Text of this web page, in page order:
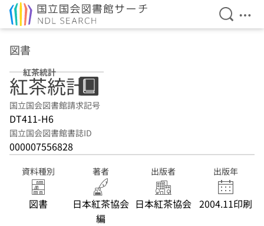
検索を
メ
図書
紅茶統計
紅茶統計
国立国会図書館請求記号
DT411-H6
国立国会図書館書誌ID
000007556828
資料種別
図書
著者
日本紅茶協会
編
出版者
日本紅茶協会
出版年
2004.11印刷